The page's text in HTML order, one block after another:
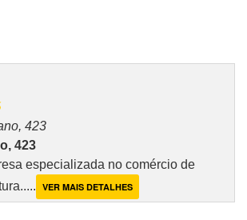
423
423
especializada no comércio de
VER MAIS DETALHES